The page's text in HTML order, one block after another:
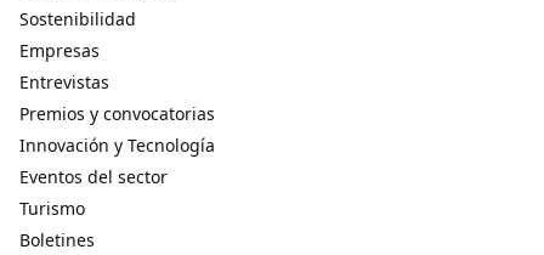
Sostenibilidad
Empresas
Entrevistas
Premios y convocatorias
Innovación y Tecnología
Eventos del sector
Turismo
Boletines